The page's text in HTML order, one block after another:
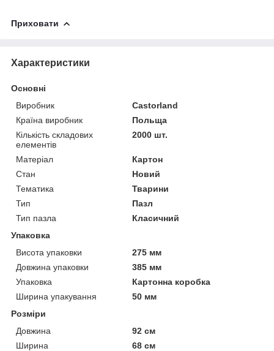
Приховати
Характеристики
Основні
Виробник
Castorland
Країна виробник
Польща
Кількість складових
елементів
2000 шт.
Матеріал
Картон
Стан
Новий
Тематика
Тварини
Тип
Пазл
Тип пазла
Класичний
Упаковка
Висота упаковки
275 мм
Довжина упаковки
385 мм
Упаковка
Картонна коробка
Ширина упакування
50 мм
Розміри
Довжина
92 см
Ширина
68 см